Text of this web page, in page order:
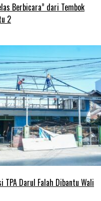
Berbicara” dari Tembok
2
TPA Darul Falah Dibantu Wali